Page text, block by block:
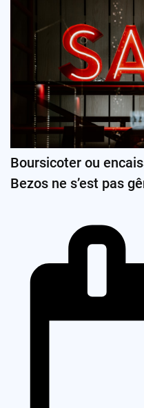
Boursicoter ou
Bezos ne s’est pas